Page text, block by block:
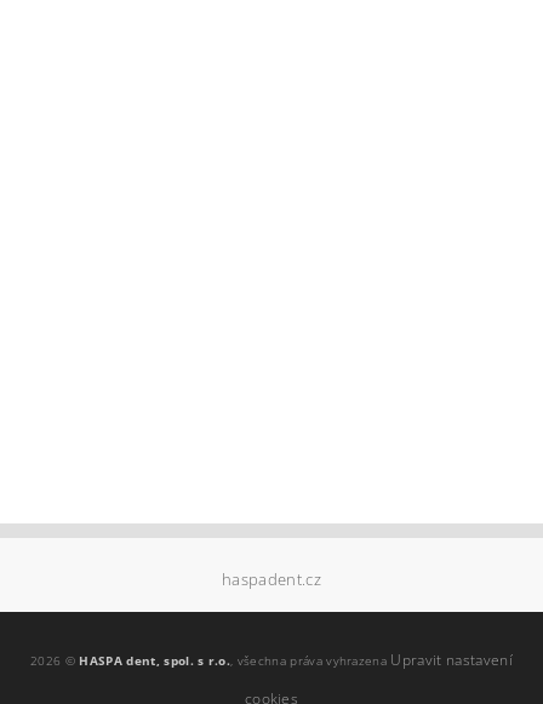
haspadent.cz
2026 © HASPA dent, spol. s r.o., všechna práva vyhrazena Upravit nastavení
cookies